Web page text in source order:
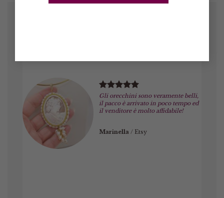
Gli orecchini sono veramente belli,
il pacco è arrivato in poco tempo ed
il venditore è molto affidabile!
Marinella / Etsy